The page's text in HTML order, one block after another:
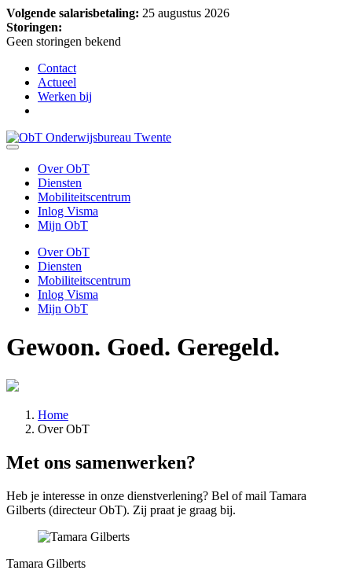
Volgende salarisbetaling: 25 augustus 2026
Storingen:
Geen storingen bekend
Contact
Actueel
Werken bij
Over ObT
Diensten
Mobiliteitscentrum
Inlog Visma
Mijn ObT
Over ObT
Diensten
Mobiliteitscentrum
Inlog Visma
Mijn ObT
Gewoon. Goed. Geregeld.
Home
Over ObT
Met ons samenwerken?
Heb je interesse in onze dienstverlening? Bel of mail Tamara
Gilberts (directeur ObT). Zij praat je graag bij.
Tamara Gilberts